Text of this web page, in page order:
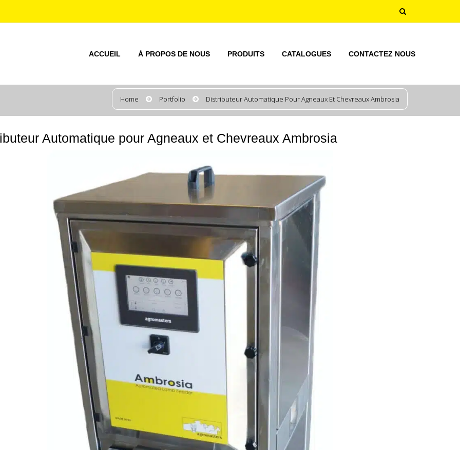
ACCUEIL À PROPOS DE NOUS PRODUITS CATALOGUES CONTACTEZ NOUS
Home Portfolio Distributeur Automatique Pour Agneaux Et Chevreaux Ambrosia
Automatique pour Agneaux et Chevreaux Ambrosia